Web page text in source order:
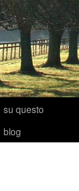
su questo
blog